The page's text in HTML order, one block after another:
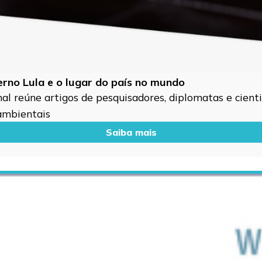
Lula e o lugar do país no mundo
reúne artigos de pesquisadores, diplomatas e
Saiba mais